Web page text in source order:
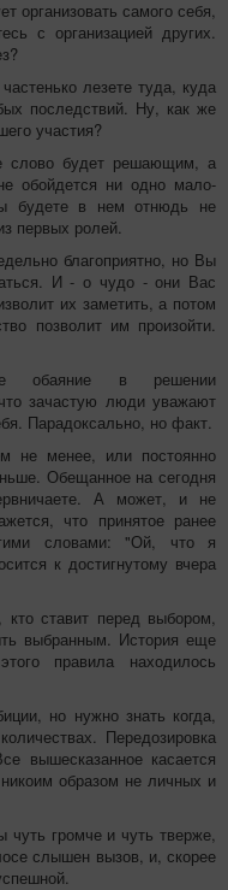
организовать самого себя,
с организацией других.
лезете туда, куда
последствий. Ну, как же
участия?
слово будет решающим, а
обойдется ни одно мало-
будете в нем отнюдь не
первых ролей.
благоприятно, но Вы
И - о чудо - они Вас
их заметить, а потом
позволит им произойти.
обаяние в решении
зачастую люди уважают
Парадоксально, но факт.
не менее, или постоянно
Обещанное на сегодня
А может, и не
что принятое ранее
словами: "Ой, что я
к достигнутому вчера
кто ставит перед выбором,
выбранным. История еще
правила находилось
но нужно знать когда,
Передозировка
вышесказанное касается
образом не личных и
чуть громче и чуть тверже,
слышен вызов, и, скорее